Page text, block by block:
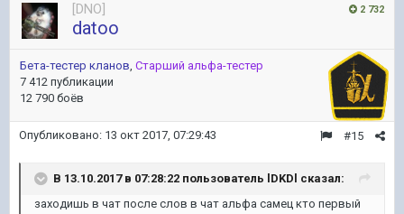
2 732
[DNO]
datoo
Бета-тестер кланов, Старший альфа-тестер
7 412 публикации
12 790 боёв
#15
Опубликовано: 13 окт 2017, 07:29:43
В 13.10.2017 в 07:28:22 пользователь lDKDl сказал:
заходишь в чат после слов в чат альфа самец кто первый